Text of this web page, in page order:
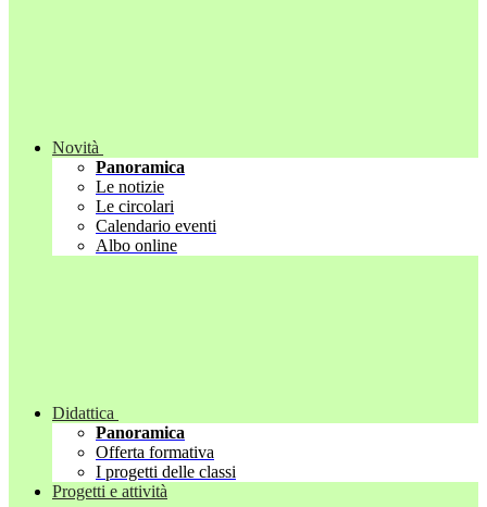
Novità
Panoramica
Le notizie
Le circolari
Calendario eventi
Albo online
Didattica
Panoramica
Offerta formativa
I progetti delle classi
Progetti e attività